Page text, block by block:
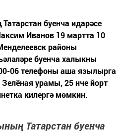
буенча идарәсе
Иванов 19 мартта 10
районы
буенча халыкны
06 телефоны аша язылырга
урамы, 25 нче йорт
килергә мөмкин.
Татарстан буенча